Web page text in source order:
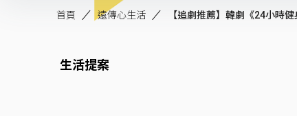
首頁 遠傳心生活 【追劇推薦】韓劇《24小時
生活提案